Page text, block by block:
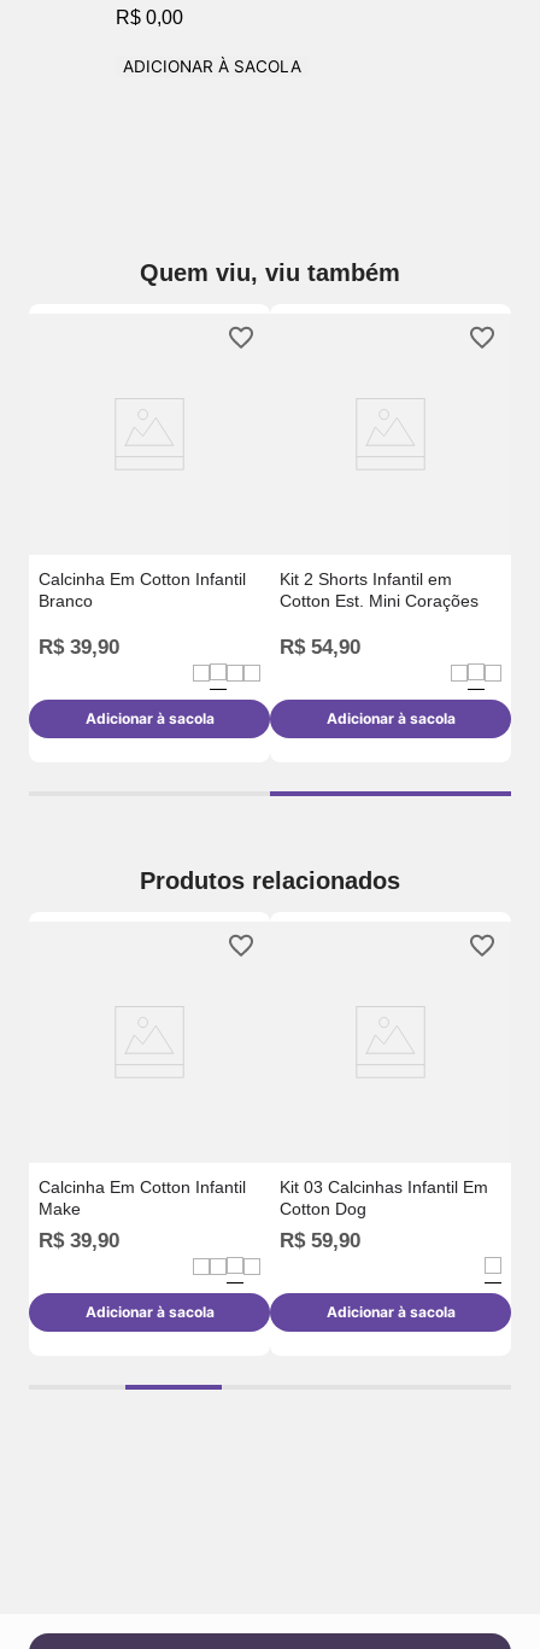
R$ 0,00
ADICIONAR À SACOLA
Quem viu, viu também
Calcinha Em Cotton Infantil
Branco
R$ 39,90
Adicionar à sacola
Kit 2 Shorts Infantil em
Cotton Est. Mini Corações
R$ 54,90
Adicionar à sacola
Produtos relacionados
Calcinha Em Cotton Infantil
Make
R$ 39,90
Adicionar à sacola
Kit 03 Calcinhas Infantil Em
Cotton Dog
R$ 59,90
Adicionar à sacola